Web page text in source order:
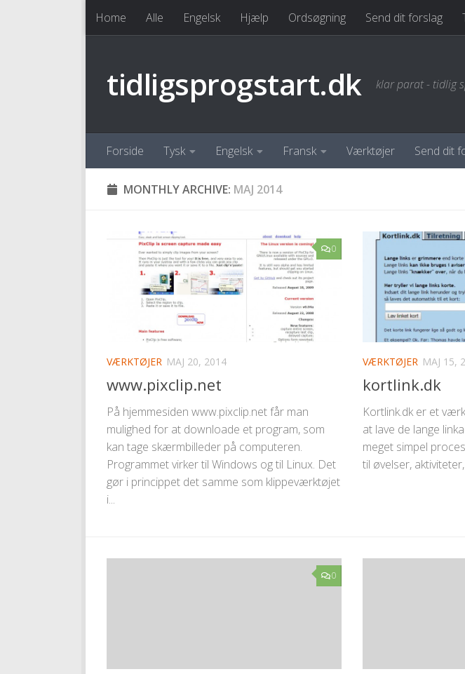
Skip to content
Home Alle Engelsk Hjælp Ordsøgning Send dit forslag
tidligsprogstart.dk klar parat - tidlig
Forside Tysk Engelsk Fransk Værktøjer Send dit
MONTHLY ARCHIVE: MAJ 2014
0
VÆRKTØJER MAJ 20, 2014
www.pixclip.net
På hjemmesiden www.pixclip.net får man
mulighed for at downloade et program, som
kan tage skærmbilleder på computeren.
Programmet virker til Windows og til Linux. Det
gør i princippet det samme som klippeværktøjet
i...
VÆRKTØJER MAJ 15,
kortlink.dk
Kortlink.dk er et
at lave de lange
meget simpel
til øvelser,
0